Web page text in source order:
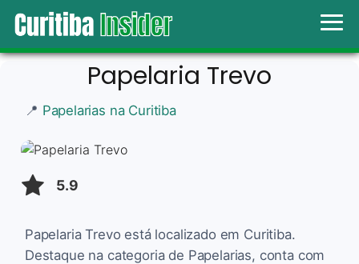
Papelaria Trevo
📍 Papelarias na Curitiba
5.9
Papelaria Trevo está localizado em Curitiba.
Destaque na categoria de Papelarias, conta com